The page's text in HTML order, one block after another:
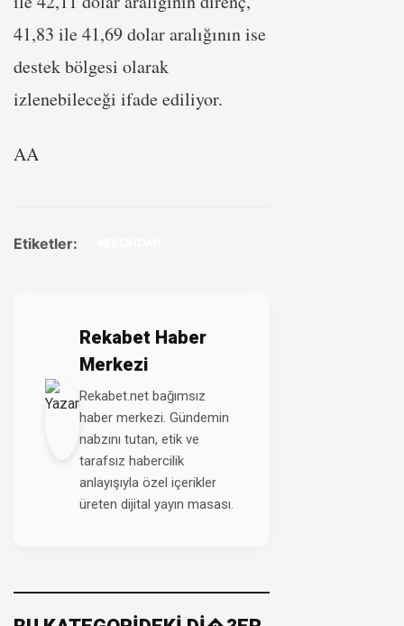
41,83 ile 41,69 dolar aralığının ise
destek bölgesi olarak
izlenebileceği ifade ediliyor.
AA
Etiketler:
Rekabet Haber
Merkezi
Rekabet.net bağımsız
haber merkezi. Gündemin
nabzını tutan, etik ve
tarafsız habercilik
anlayışıyla özel içerikler
üreten dijital yayın masası.